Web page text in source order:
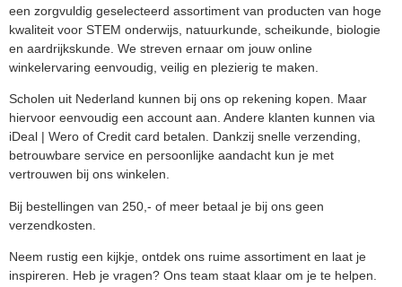
een zorgvuldig geselecteerd assortiment van producten van hoge
kwaliteit voor STEM onderwijs, natuurkunde, scheikunde, biologie
en aardrijkskunde. We streven ernaar om jouw online
winkelervaring eenvoudig, veilig en plezierig te maken.
Scholen uit Nederland kunnen bij ons op rekening kopen. Maar
hiervoor eenvoudig een account aan. Andere klanten kunnen via
iDeal | Wero of Credit card betalen. Dankzij snelle verzending,
betrouwbare service en persoonlijke aandacht kun je met
vertrouwen bij ons winkelen.
Bij bestellingen van 250,- of meer betaal je bij ons geen
verzendkosten.
Neem rustig een kijkje, ontdek ons ruime assortiment en laat je
inspireren. Heb je vragen? Ons team staat klaar om je te helpen.